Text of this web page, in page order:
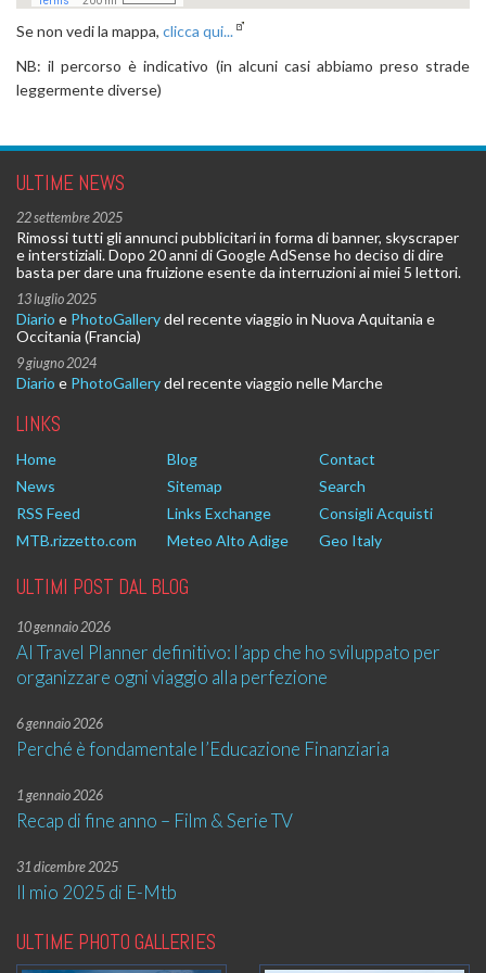
Se non vedi la mappa, clicca qui...
NB: il percorso è indicativo (in alcuni casi abbiamo preso strade
leggermente diverse)
ULTIME NEWS
22 settembre 2025
Rimossi tutti gli annunci pubblicitari in forma di banner, skyscraper
e interstiziali. Dopo 20 anni di Google AdSense ho deciso di dire
basta per dare una fruizione esente da interruzioni ai miei 5 lettori.
13 luglio 2025
Diario e PhotoGallerydel recente viaggio in Nuova Aquitania e
Occitania (Francia)
9 giugno 2024
Diario e PhotoGallerydel recente viaggio nelle Marche
LINKS
Home Blog
Contact
News
Sitemap
Search
RSS Feed
Links Exchange
Consigli Acquisti
MTB.rizzetto.com
Meteo Alto Adige Geo Italy
ULTIMI POST DAL BLOG
10 gennaio 2026
AI Travel Planner definitivo: l’app che ho sviluppato per
organizzare ogni viaggio alla perfezione
6 gennaio 2026
Perché è fondamentale l’Educazione Finanziaria
1 gennaio 2026
Recap di fine anno – Film & Serie TV
31 dicembre 2025
Il mio 2025 di E-Mtb
ULTIME PHOTO GALLERIES